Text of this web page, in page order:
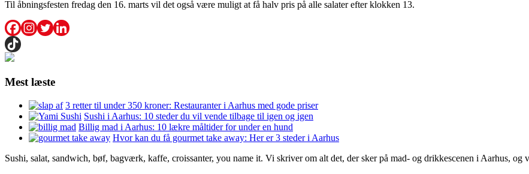
Til åbningsfesten fredag den 16. marts vil det også være muligt at få halv pris på alle salater efter klokken 13.
Mest læste
3 retter til under 350 kroner: Restauranter i Aarhus med gode priser
Sushi i Aarhus: 10 steder du vil vende tilbage til igen og igen
Billig mad i Aarhus: 10 lækre måltider for under en hund
Hvor kan du få gourmet take away: Her er 3 steder i Aarhus
Sushi, salat, sandwich, bøf, bagværk, kaffe, croissanter, you name it. Vi skriver om alt det, der sker på mad- og drikkescenen i Aarhus,